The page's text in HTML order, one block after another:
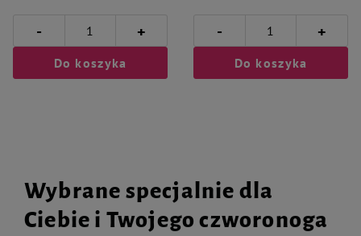
- +
Do koszyka
- +
Do koszyka
Wybrane specjalnie dla
Ciebie i Twojego czworonoga